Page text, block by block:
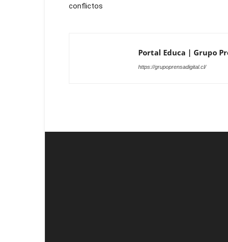
conflictos
Portal Educa | Grupo
https://grupoprensadigital.cl/